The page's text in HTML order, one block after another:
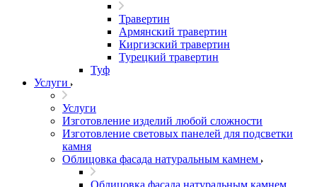
Травертин
Армянский травертин
Киргизский травертин
Турецкий травертин
Туф
Услуги
Услуги
Изготовление изделий любой сложности
Изготовление световых панелей для подсветки
камня
Облицовка фасада натуральным камнем
Облицовка фасада натуральным камнем